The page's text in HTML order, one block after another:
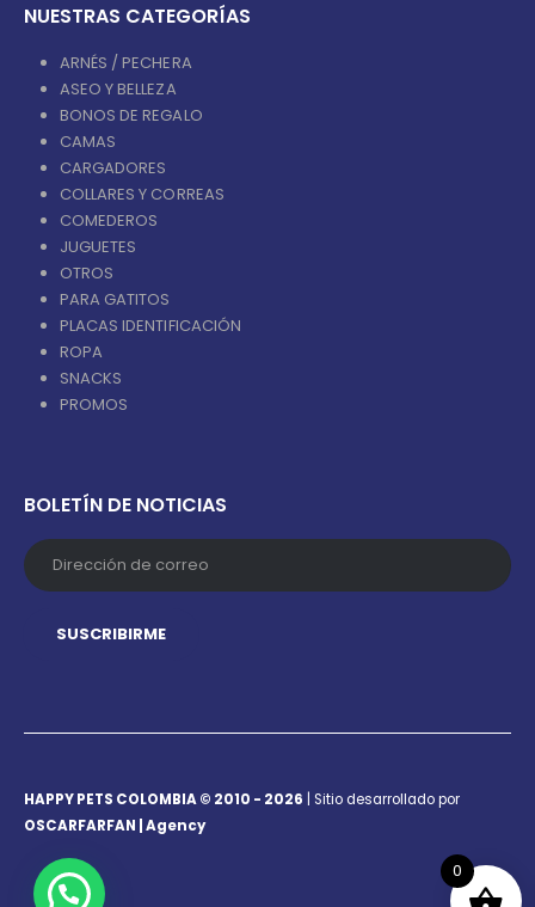
NUESTRAS CATEGORÍAS
ARNÉS / PECHERA
ASEO Y BELLEZA
BONOS DE REGALO
CAMAS
CARGADORES
COLLARES Y CORREAS
COMEDEROS
JUGUETES
OTROS
PARA GATITOS
PLACAS IDENTIFICACIÓN
ROPA
SNACKS
PROMOS
BOLETÍN DE NOTICIAS
HAPPY PETS COLOMBIA © 2010 - 2026 | Sitio desarrollado por
OSCARFARFAN | Agency
0